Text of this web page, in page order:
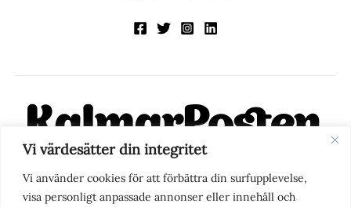
Vi värdesätter din integritet
Vi använder cookies för att förbättra din surfupplevelse,
visa personligt anpassade annonser eller innehåll och
KalmarPosten är en modern lokalnyhetstidning på nätet. Med
fokus på Kalmarregionen, men också med blick för det större
perspektivet, vill vi vara din självklara kanal för nyheter,